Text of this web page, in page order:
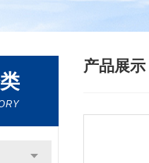
产品展示